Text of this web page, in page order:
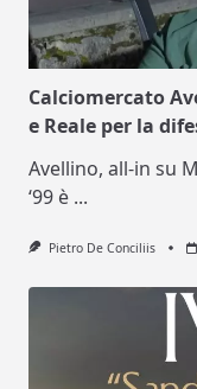
Calciomercato
e Reale per la
Avellino, all-in su
‘99 è ...
Pietro De Conciliis